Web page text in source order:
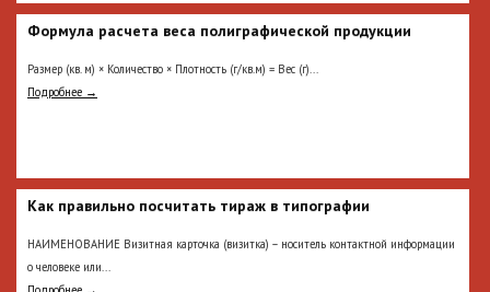
Формула расчета веса полиграфической продукции
Размер (кв. м) × Количество × Плотность (г/кв.м) = Вес (г)...
Подробнее →
Как правильно посчитать тираж в типографии
НАИМЕНОВАНИЕ Визитная карточка (визитка) – носитель контактной информации
о человеке или...